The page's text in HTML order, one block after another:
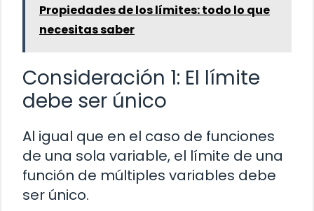
Propiedades de los límites: todo lo que
necesitas saber
Consideración 1: El límite
debe ser único
Al igual que en el caso de funciones
de una sola variable, el límite de una
función de múltiples variables debe
ser único.